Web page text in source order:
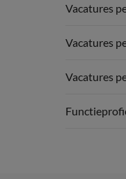
Vacatures
Vacatures
Vacatures